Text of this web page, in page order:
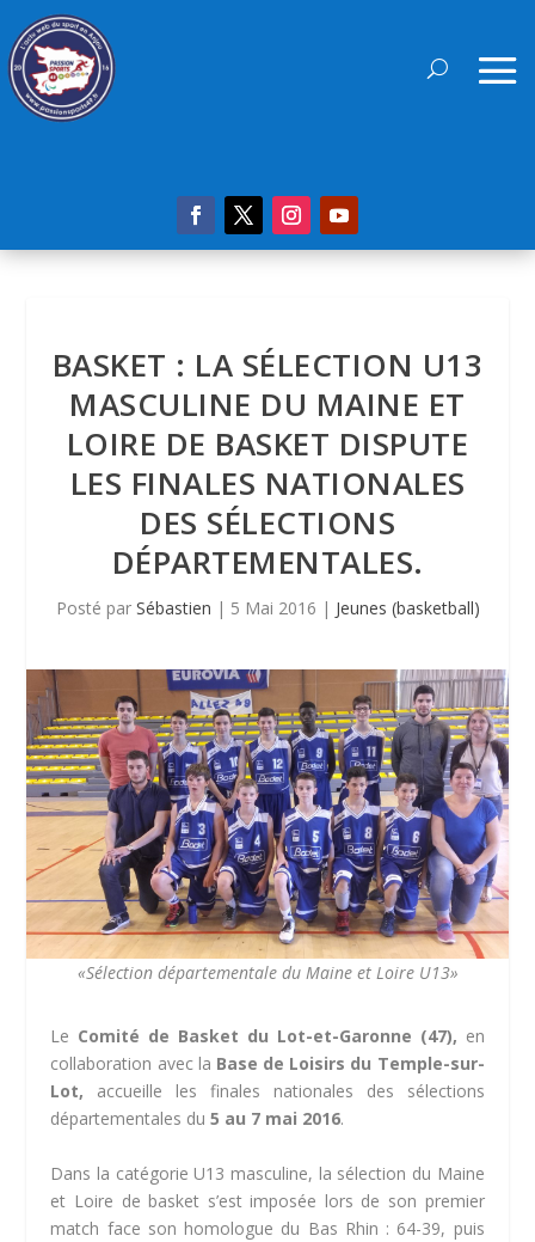
BASKET : LA SÉLECTION U13
MASCULINE DU MAINE ET
LOIRE DE BASKET DISPUTE
LES FINALES NATIONALES
DES SÉLECTIONS
DÉPARTEMENTALES.
Posté par Sébastien | 5 Mai 2016 | Jeunes (basketball)
«Sélection départementale du Maine et Loire U13»
Le Comité de Basket du Lot-et-Garonne (47), en
collaboration avec la Base de Loisirs du Temple-sur-
Lot, accueille les finales nationales des sélections
départementales du5 au 7 mai 2016.
Dans la catégorie U13 masculine, la sélection du Maine
et Loire de basket s’est imposée lors de son premier
match face son homologue du Bas Rhin : 64-39, puis